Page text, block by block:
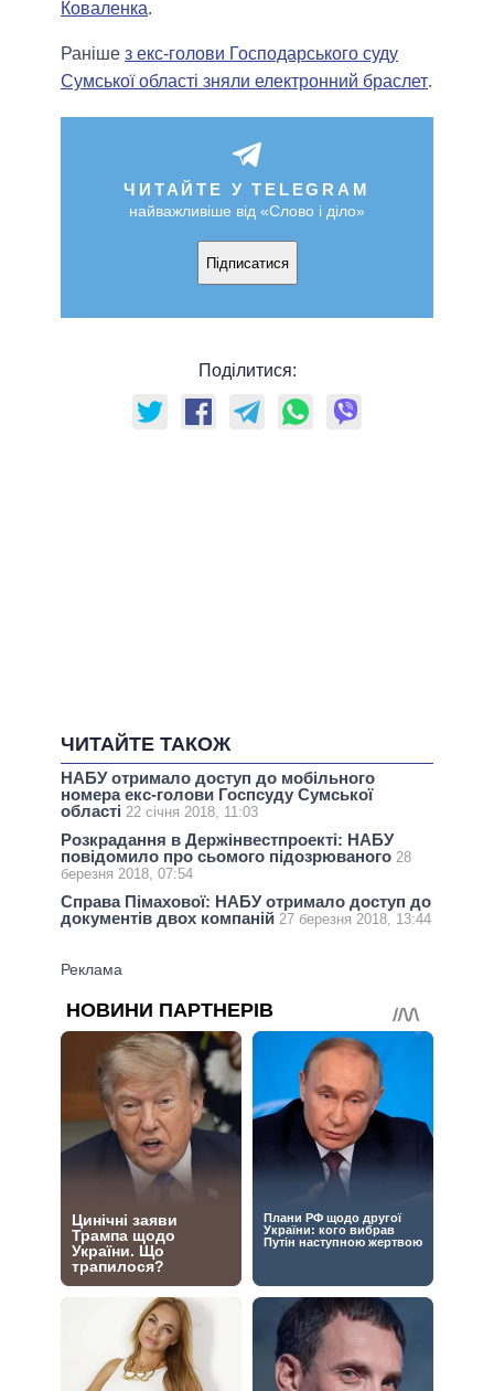
Коваленка.
Раніше з екс-голови Господарського суду
Сумської області зняли електронний браслет.
ЧИТАЙТЕ У TELEGRAM
найважливіше від «Слово і діло»
Підписатися
Поділитися:
ЧИТАЙТЕ ТАКОЖ
НАБУ отримало доступ до мобільного
номера екс-голови Госпсуду Сумської
області 22 січня 2018, 11:03
Розкрадання в Держінвестпроекті: НАБУ
повідомило про сьомого підозрюваного 28
березня 2018, 07:54
Справа Пімахової: НАБУ отримало доступ до
документів двох компаній 27 березня 2018, 13:44